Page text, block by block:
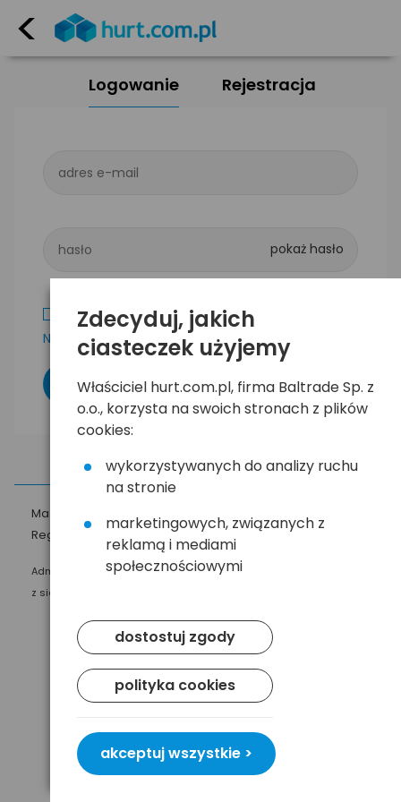
<
Logowanie Rejestracja
adres e-mail
hasło
Zapamiętaj mnie
Nie pamiętam hasła
Masz pytania?
Regulamin
Polityka prywatności
Administratorem Twoich danych osobowych jest Baltrade sp. z o.o.
z siedzibą w Gdańsku przy ul. Geodetów 24, 80-298 Gdańsk.
Zdecyduj, jakich
ciasteczek użyjemy
Właściciel hurt.com.pl, firma Baltrade Sp. z
o.o., korzysta na swoich stronach z plików
cookies:
wykorzystywanych do analizy ruchu
na stronie
marketingowych, związanych z
reklamą i mediami
społecznościowymi
dostostuj zgody
polityka cookies
akceptuj wszystkie >